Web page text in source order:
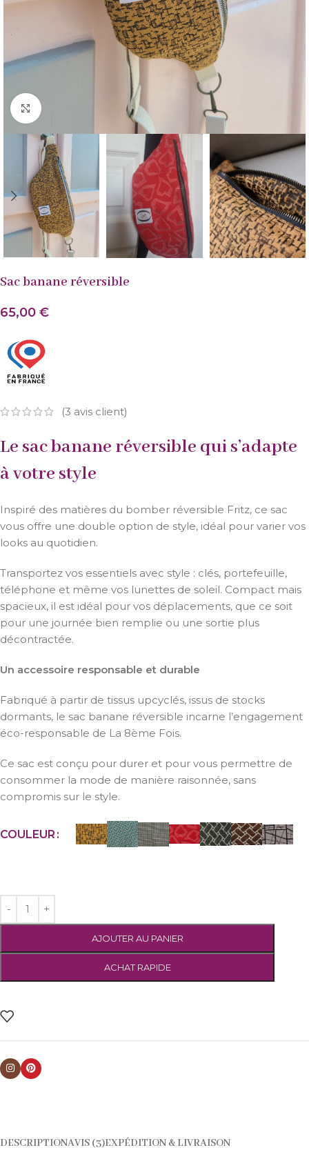
Agrandir
Sac banane réversible
65,00 €
(3 avis client)
Le sac banane réversible qui s’adapte
à votre style
Inspiré des matières du bomber réversible Fritz, ce sac
vous offre une double option de style, idéal pour varier vos
looks au quotidien.
Transportez vos essentiels avec style : clés, portefeuille,
téléphone et même vos lunettes de soleil. Compact mais
spacieux, il est idéal pour vos déplacements, que ce soit
pour une journée bien remplie ou une sortie plus
décontractée.
Un accessoire responsable et durable
Fabriqué à partir de tissus upcyclés, issus de stocks
dormants, le sac banane réversible incarne l’engagement
éco-responsable de La 8ème Fois.
Ce sac est conçu pour durer et pour vous permettre de
consommer la mode de manière raisonnée, sans
compromis sur le style.
COULEUR
AJOUTER AU PANIER
ACHAT RAPIDE
DESCRIPTIONAVIS (3)EXPÉDITION & LIVRAISON